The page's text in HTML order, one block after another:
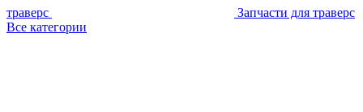
траверс
Запчасти для траверс
Все категории